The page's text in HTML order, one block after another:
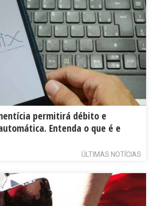
permitirá débito e
Entenda o que é e
ÚLTIMAS NOTÍCIAS